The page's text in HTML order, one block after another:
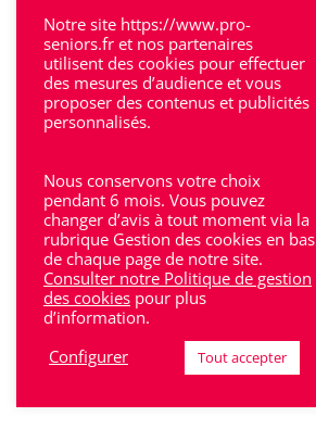
Villeneuve-Sur-Lot
Bron
Lyon
Lyon 6
Villeurbanne
Calluire
Notre site https://www.pro-
seniors.fr et nos partenaires
utilisent des cookies pour effectuer
des mesures d’audience et vous
proposer des contenus et publicités
personnalisés.
Nous conservons votre choix
pendant 6 mois. Vous pouvez
changer d’avis à tout moment via la
rubrique Gestion des cookies en bas
de chaque page de notre site.
Consulter notre Politique de gestion
des cookies pour plus
d’information.
Configurer
Tout accepter